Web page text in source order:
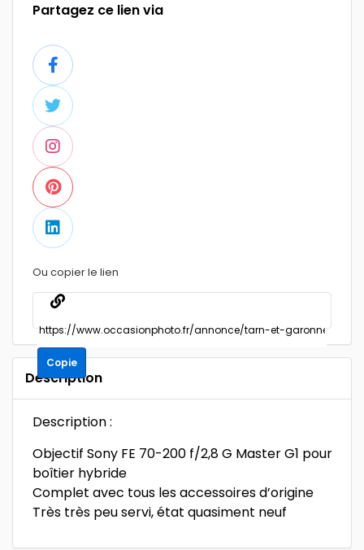
Partagez ce lien via
Ou copier le lien
Copie
Description
Description :
Objectif Sony FE 70-200 f/2,8 G Master G1 pour
boîtier hybride
Complet avec tous les accessoires d’origine
Très très peu servi, état quasiment neuf